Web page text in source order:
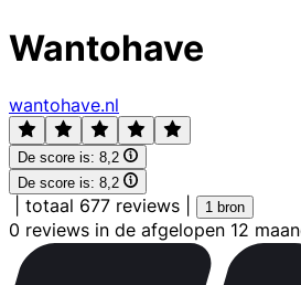
Wantohave
wantohave.nl
De score is: 8,2
De score is: 8,2
totaal 677 reviews 1 bron
0 reviews in de afgelopen 12